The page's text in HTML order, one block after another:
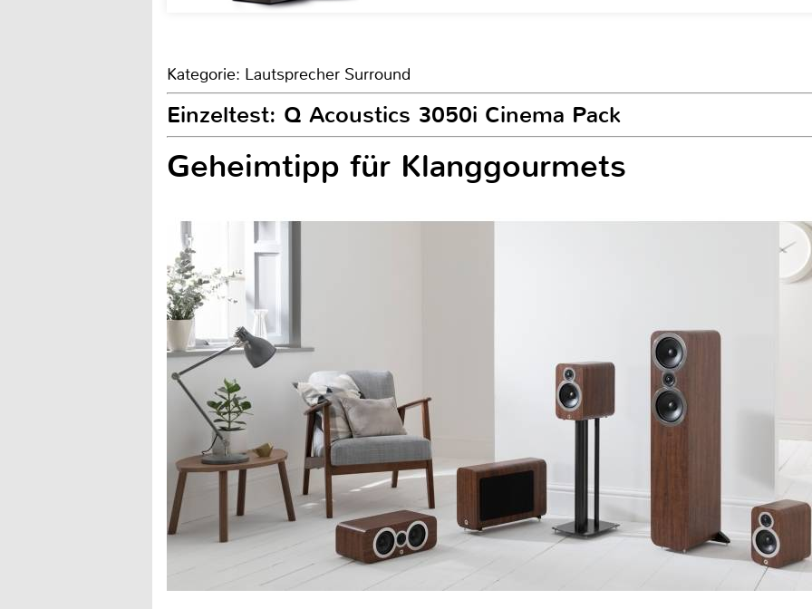
Kategorie: Lautsprecher Surround
Einzeltest: Q Acoustics 3050i Cinema Pack
Geheimtipp für Klanggourmets